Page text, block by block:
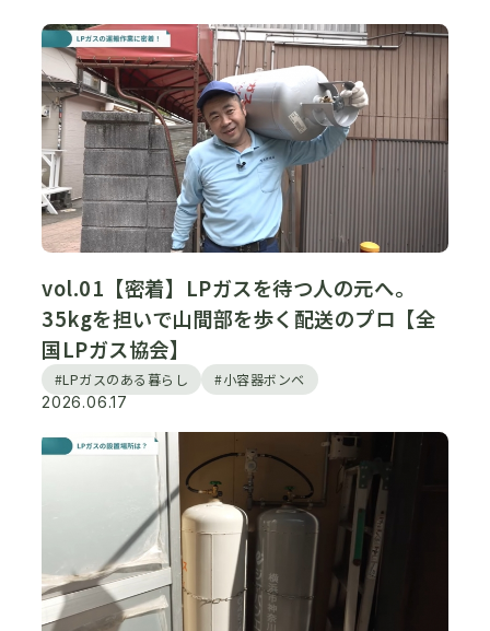
vol.01【密着】LPガスを待つ人の元へ。
35kgを担いで山間部を歩く配送のプロ【全
国LPガス協会】
#LPガスのある暮らし
#小容器ボンベ
2026.06.17